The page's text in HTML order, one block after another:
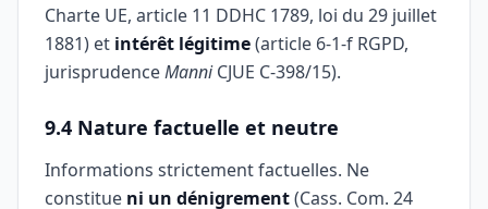
Charte UE, article 11 DDHC 1789, loi du 29 juillet
1881) et intérêt légitime(article 6-1-f RGPD,
jurisprudenceManniCJUE C-398/15).
9.4 Nature factuelle et neutre
Informations strictement factuelles. Ne
constitue ni un dénigrement(Cass. Com. 24